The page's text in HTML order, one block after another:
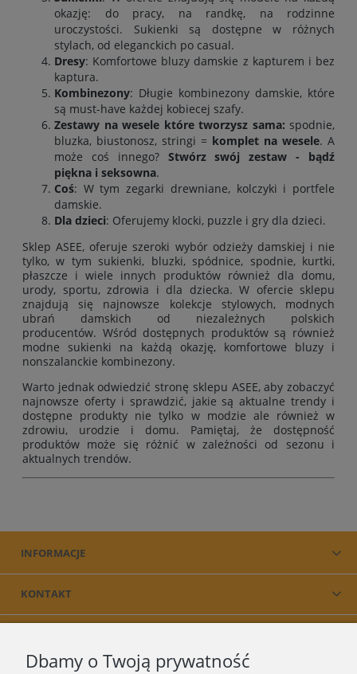
okazję: do pracy, na randkę, na rodzinne
uroczystości. Sukienki są dostępne w różnych
stylach, od eleganckich po casual.
Dresy: Komfortowe bluzy damskie z kapturem i bez
kaptura.
Kombinezony: Długie kombinezony damskie, które
są must-have każdej kobiecej szafy.
Zestawy na wesele które tworzysz sama: spodnie,
bluzka, biustonosz, stringi = komplet na wesele. A
może coś innego? Stwórz swój zestaw - bądź
piękna i seksowna.
Coś: W tym zegarki drewniane, kolczyki i portfele
damskie.
Dla dzieci: Oferujemy klocki, puzzle i gry dla dzieci.
Sklep ASEE, oferuje szeroki wybór odzieży damskiej i nie
tylko, w tym sukienki, bluzki, spódnice, spodnie, kurtki,
płaszcze i wiele innych produktów również dla domu,
urody, sportu, zdrowia i dla dziecka. W ofercie sklepu
znajdują się najnowsze kolekcje stylowych, modnych
ubrań damskich od niezależnych polskich
producentów. Wśród dostępnych produktów są również
modne sukienki na każdą okazję, komfortowe bluzy i
nonszalanckie kombinezony.
Warto jednak odwiedzić stronę sklepu ASEE, aby zobaczyć
najnowsze oferty i sprawdzić, jakie są aktualne trendy i
dostępne produkty nie tylko w modzie ale również w
zdrowiu, urodzie i domu. Pamiętaj, że dostępność
produktów może się różnić w zależności od sezonu i
aktualnych trendów.
INFORMACJE
KONTAKT
Dbamy o Twoją prywatność